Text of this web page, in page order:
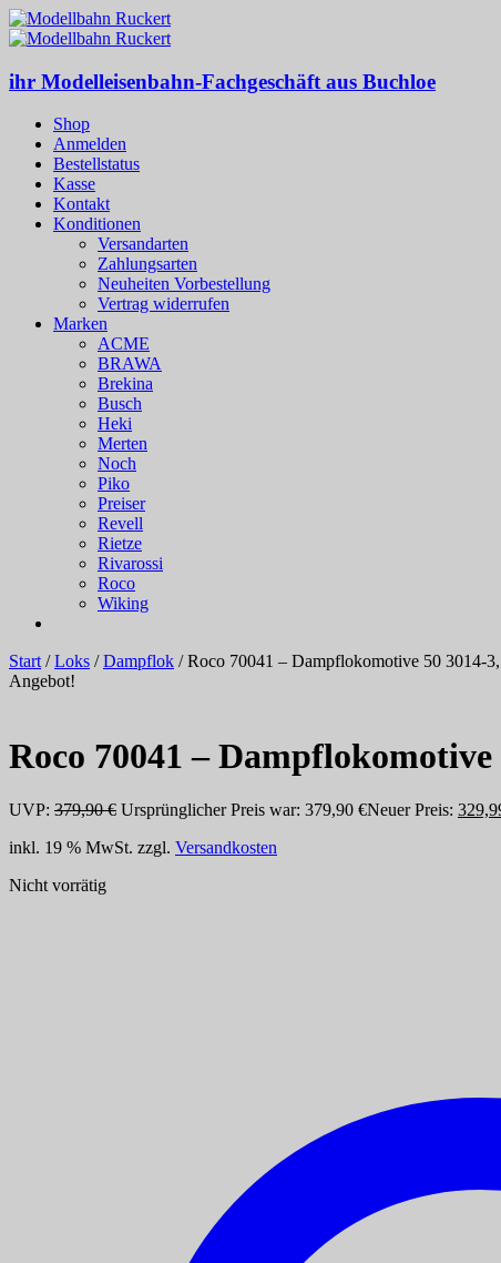
ihr Modelleisenbahn-Fachgeschäft aus Buchloe
Shop
Anmelden
Bestellstatus
Kasse
Kontakt
Konditionen
Versandarten
Zahlungsarten
Neuheiten Vorbestellung
Vertrag widerrufen
Marken
ACME
BRAWA
Brekina
Busch
Heki
Merten
Noch
Piko
Preiser
Revell
Rietze
Rivarossi
Roco
Wiking
Start/Loks /Dampflok / Roco 70041 – Dampflokomotive 50 3014-
Angebot!
Roco 70041 – Dampflokomotive
UVP: 379,90€ Ursprünglicher Preis war: 379,90 €Neuer Preis:
inkl. 19 % MwSt. zzgl. Versandkosten
Nicht vorrätig